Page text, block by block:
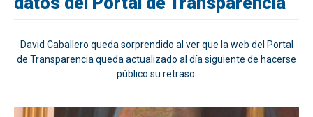
David Caballero queda sorprendido al ver que la web del Portal
de Transparencia queda actualizado al día siguiente de hacerse
público su retraso.